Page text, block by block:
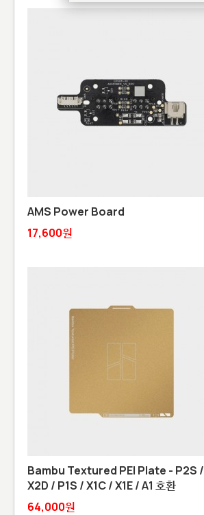
AMS Power Board
17,600원
Bambu Textured PEI Plate - P2S /
X2D / P1S / X1C / X1E / A1 호환
64,000원